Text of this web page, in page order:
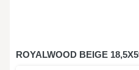
ROYALWOOD BEIGE